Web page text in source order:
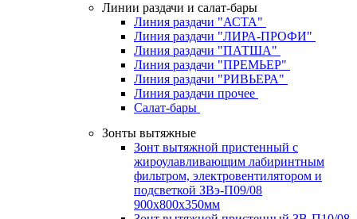
Линии раздачи и салат-бары
Линия раздачи "АСТА"
Линия раздачи "ЛИРА-ПРОФИ"
Линия раздачи "ПАТША"
Линия раздачи "ПРЕМЬЕР"
Линия раздачи "РИВЬЕРА"
Линия раздачи прочее
Салат-бары
Зонты вытяжные
Зонт вытяжной пристенный с
жироулавливающим лабиринтным
фильтром, электровентилятором и
подсветкой ЗВэ-П09/08
900х800х350мм